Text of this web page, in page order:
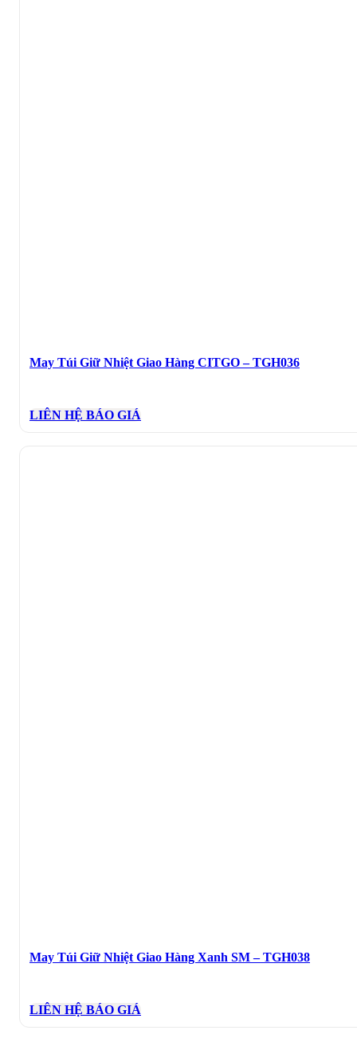
May Túi Giữ Nhiệt Giao Hàng CITGO – TGH036
LIÊN HỆ BÁO GIÁ
May Túi Giữ Nhiệt Giao Hàng Xanh SM – TGH038
LIÊN HỆ BÁO GIÁ